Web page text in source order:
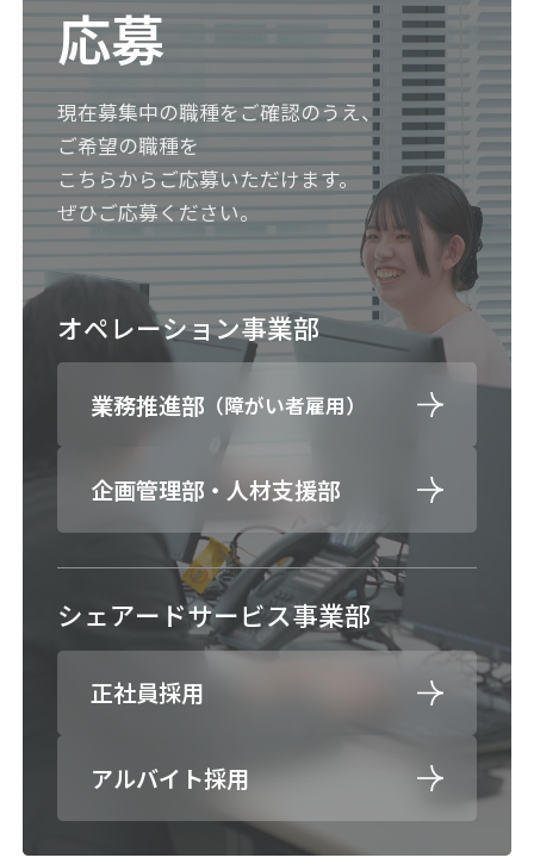
応募
現在募集中の職種をご確認のうえ、
ご希望の職種を
こちらからご応募いただけます。
ぜひご応募ください。
オペレーション事業部
業務推進部 （障がい者雇用）
企画管理部・人材支援部
シェアードサービス事業部
正社員採用
アルバイト採用